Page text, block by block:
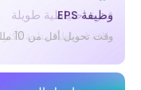
وظيفة EPS
وقت تحويل أقل من 10 مللي ثانية.